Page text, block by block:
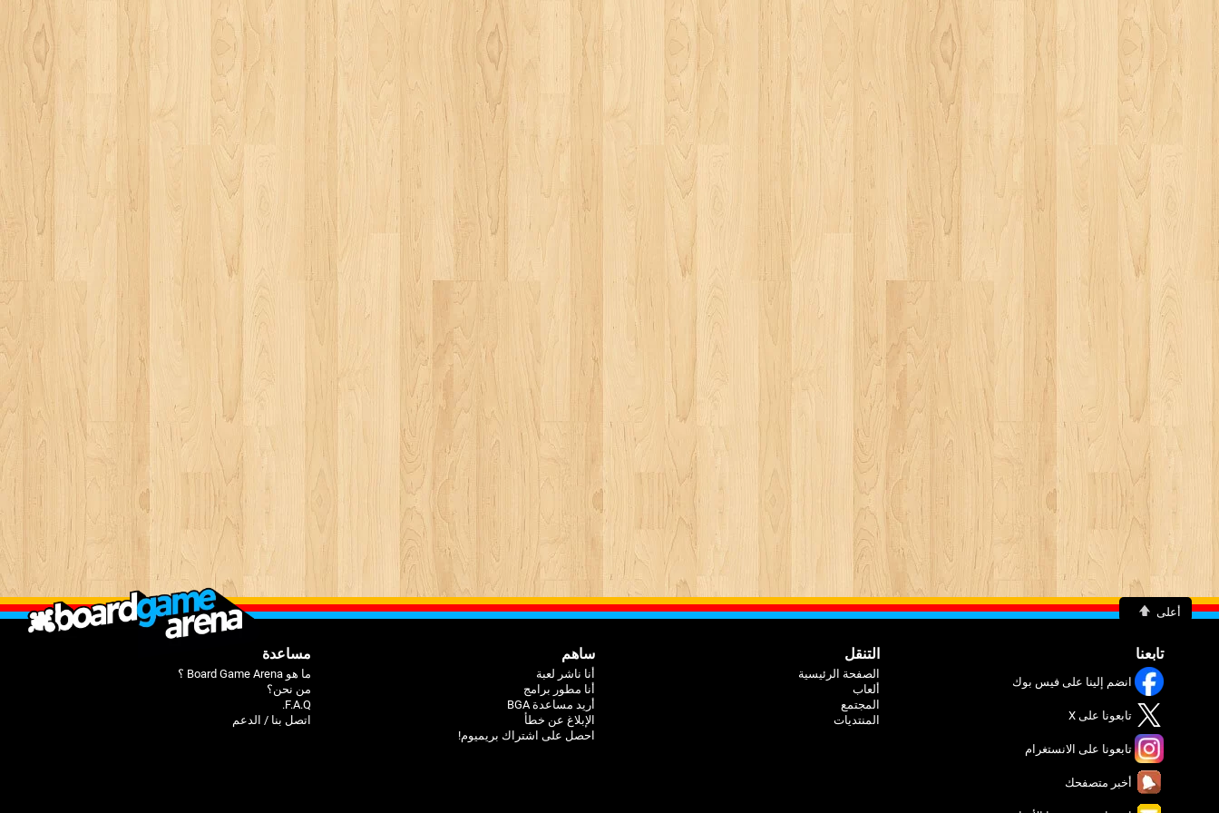
أعلى
مساعدة
ما هو Board Game Arena ؟
من نحن؟
F.A.Q.
اتصل بنا / الدعم
ساهم
أنا ناشر لعبة
أنا مطور برامج
أريد مساعدة BGA
الإبلاغ عن خطأ
احصل على اشتراك بريميوم!
التنقل
الصفحة الرئيسية
ألعاب
المجتمع
المنتديات
تابعنا
انضم إلينا على فيس بوك
تابعونا على X
تابعونا على الانستغرام
أخبر متصفحك